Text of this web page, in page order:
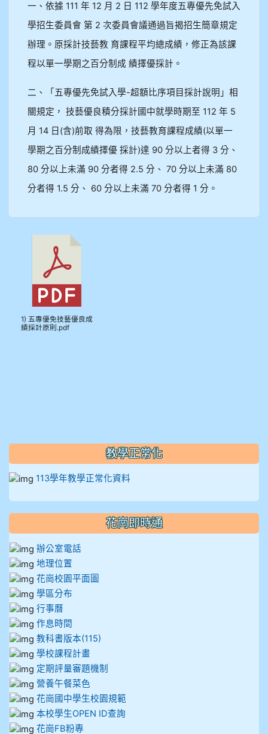
909林朝智
910謝尚橙
910呂芃澔
910溫婕伶
911王祉傑
911張 婷
912彭子宸
914王苡澄
一、依據 111 年 12 月 2 日 112 學年度五專優先免試入
學招生委員會 第 2 次委員會議通過旨揭招生簡章規定
辦理。原採計技藝教 育課程平均總成績，修正為該課
程以單一學期之百分制成 績擇優採計。
二、「五專優先免試入學-超額比序項目採計說明」相
關規定， 技藝優良積分採計國中就學時期至 112 年 5
月 14 日(含)前取 得為限，技藝教育課程成績(以單一
學期之百分制成績擇優 採計)達 90 分以上者得 3 分、
80 分以上未滿 90 分者得 2.5 分、 70 分以上未滿 80
分者得 1.5 分、 60 分以上未滿 70 分者得 1 分。
1) 五專優免技藝優良成
績採計原則.pdf
教學正常化
113學年教學正常化資料
花崗即時通
辦公室電話
地理位置
花崗校園平面圖
學區分布
行事曆
作息時間
教科書版本(115)
學校課程計畫
定期評量審題機制
營養午餐菜色
花崗國中學生校園規範
本校學生OPEN ID查詢
花崗FB粉專